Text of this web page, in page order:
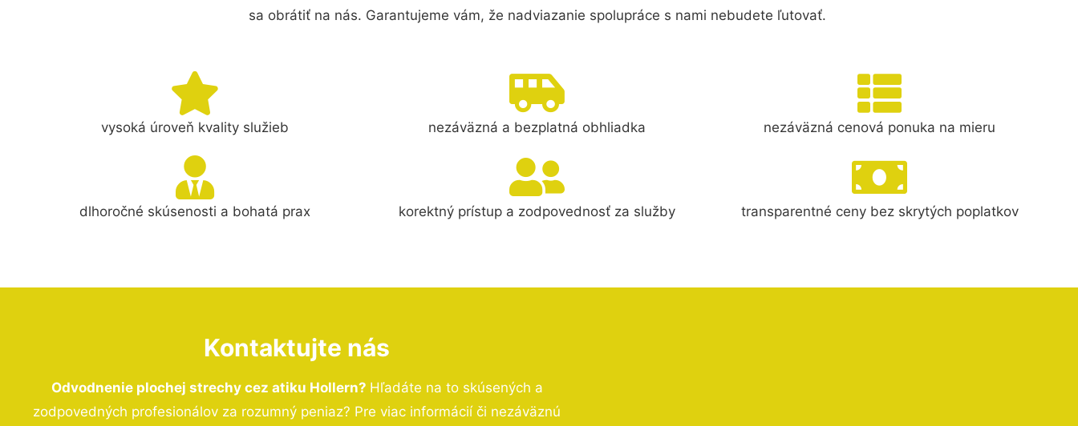
sa obrátiť na nás. Garantujeme vám, že nadviazanie spolupráce s nami nebudete ľutovať.
vysoká úroveň kvality služieb nezáväzná a bezplatná obhliadka nezáväzná cenová ponuka na mieru
dlhoročné skúsenosti a bohatá prax korektný prístup a zodpovednosť za služby transparentné ceny bez skrytých poplatkov
Kontaktujte nás
Odvodnenie plochej strechy cez atiku Hollern? Hľadáte na to skúsených a
zodpovedných profesionálov za rozumný peniaz? Pre viac informácií či nezáväznú